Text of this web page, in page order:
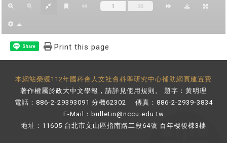
Share Print this page
本網站榮獲112年國科會人文社會科學研究中心補助網頁建置費
著作權屬於政大中文學報，請詳見使用規則 。 題字：黃明理
電話：886-2-29393091 分機62302 傳真：886-2-2939-3834
E-Mail： bulletin@nccu.edu.tw
地址：11605 台北市文山區指南路二段64號 百年樓後棟3樓